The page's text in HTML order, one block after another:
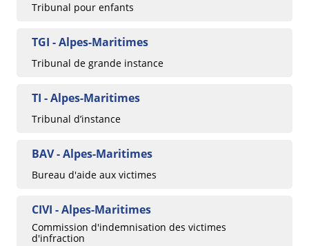
Tribunal pour enfants
TGI - Alpes-Maritimes
Tribunal de grande instance
TI - Alpes-Maritimes
Tribunal d’instance
BAV - Alpes-Maritimes
Bureau d'aide aux victimes
CIVI - Alpes-Maritimes
Commission d'indemnisation des victimes
d'infraction